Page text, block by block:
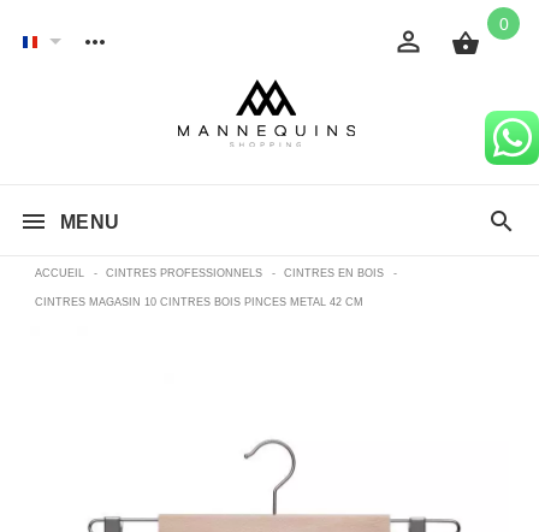
0
MENU
ACCUEIL - CINTRES PROFESSIONNELS - CINTRES EN BOIS -
CINTRES MAGASIN 10 CINTRES BOIS PINCES METAL 42 CM